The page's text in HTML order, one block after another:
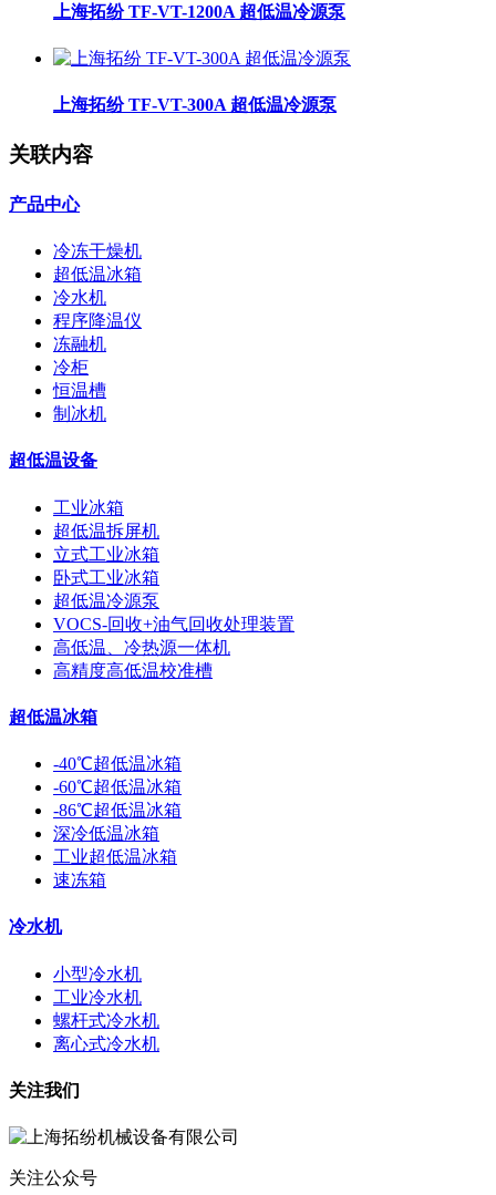
上海拓纷 TF-VT-1200A 超低温冷源泵
上海拓纷 TF-VT-300A 超低温冷源泵
关联内容
产品中心
冷冻干燥机
超低温冰箱
冷水机
程序降温仪
冻融机
冷柜
恒温槽
制冰机
超低温设备
工业冰箱
超低温拆屏机
立式工业冰箱
卧式工业冰箱
超低温冷源泵
VOCS-回收+油气回收处理装置
高低温、冷热源一体机
高精度高低温校准槽
超低温冰箱
-40℃超低温冰箱
-60℃超低温冰箱
-86℃超低温冰箱
深冷低温冰箱
工业超低温冰箱
速冻箱
冷水机
小型冷水机
工业冷水机
螺杆式冷水机
离心式冷水机
关注我们
关注公众号